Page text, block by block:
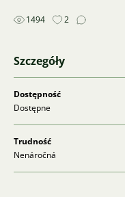
1494 2
Szczegóły
Dostępność
Dostępne
Trudność
Nenáročná